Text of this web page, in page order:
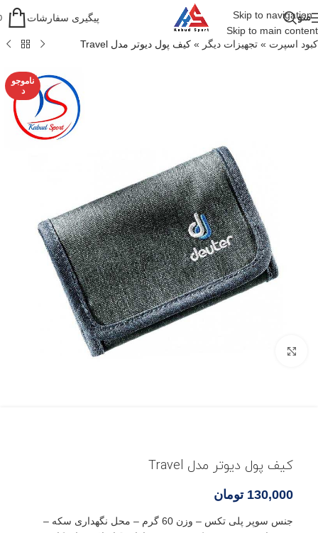
Skip to navigation
Skip to main content
منو پیگیری سفارشات
کبود اسپرت » تجهیزات دیگر » کیف پول دیوتر مدل Travel
ناموجو
د
کیف پول دیوتر مدل Travel
130,000 تومان
جنس سوپر پلی تکس – وزن 60 گرم – محل نگهداری سکه –